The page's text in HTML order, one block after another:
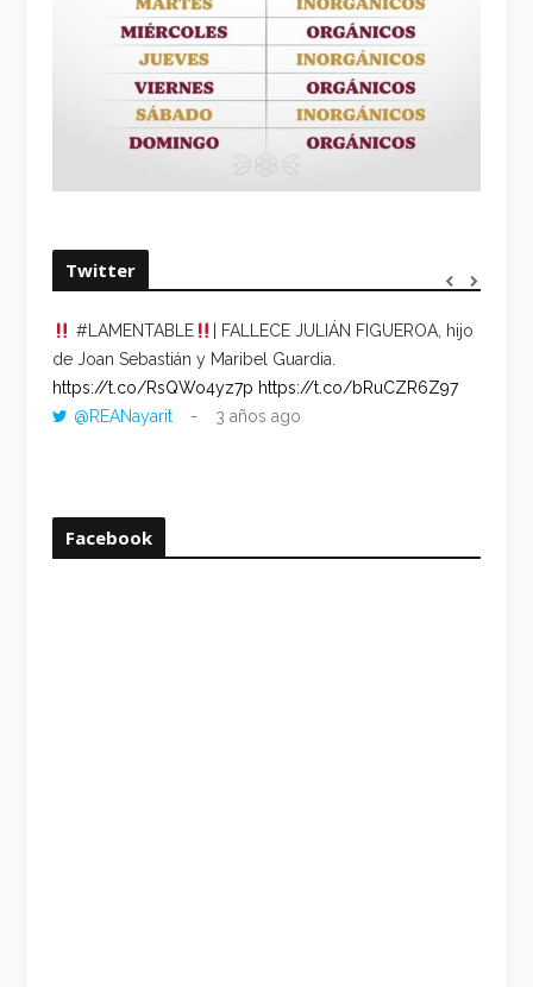
Twitter
#LAMENTABLE
| FALLECE JULIÁN FIGUEROA, hijo
de Joan Sebastián y Maribel Guardia.
https://t.co/RsQWo4yz7p https://t.co/bRuCZR6Z97
@REANayarit
3 años ago
Facebook